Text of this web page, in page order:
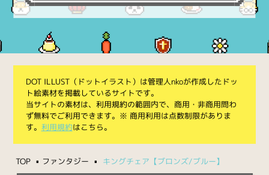
DOT ILLUST（ドットイラスト）は管理人nkoが作成したドッ
ト絵素材を掲載しているサイトです。
当サイトの素材は、利用規約の範囲内で、商用・非商用問わ
ず無料でご利用できます。※ 商用利用は点数制限がありま
す。 利用規約はこちら。
TOP ファンタジー キングチェア【ブロンズ/ブルー】